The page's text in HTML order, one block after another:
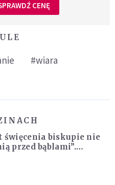
CENĘ
#wiara
święcenia biskupie nie
przed bąblami”.
pokazała